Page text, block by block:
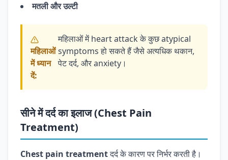
मतली और उल्टी
महिलाओं
में ध्यान
दें:
महिलाओं में heart attack के कुछ atypical
symptoms हो सकते हैं जैसे अत्यधिक थकान,
पेट दर्द, और anxiety।
सीने में दर्द का इलाज (Chest Pain
Treatment)
Chest pain treatmentदर्द के कारण पर निर्भर करती है।